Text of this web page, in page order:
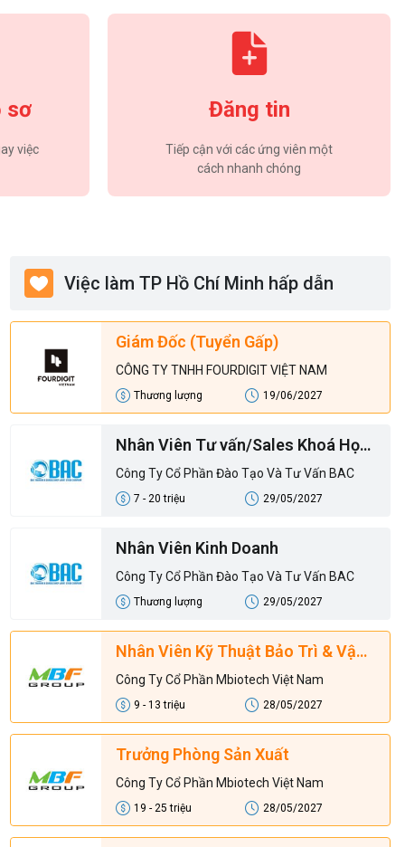
sơ
việc
Đăng tin
Tiếp cận với các ứng viên một
cách nhanh chóng
Việc làm TP Hồ Chí Minh hấp dẫn
Giám Đốc (Tuyển Gấp)
CÔNG TY TNHH FOURDIGIT VIỆT NAM
Thương lượng 19/06/2027
Nhân Viên Tư vấn/Sales Khoá Học
- Digital Sales
Công Ty Cổ Phần Đào Tạo Và Tư Vấn BAC
7 - 20 triệu 29/05/2027
Nhân Viên Kinh Doanh
Công Ty Cổ Phần Đào Tạo Và Tư Vấn BAC
Thương lượng 29/05/2027
Nhân Viên Kỹ Thuật Bảo Trì & Vận
Hành Hệ Thống Phụ Trợ
Công Ty Cổ Phần Mbiotech Việt Nam
9 - 13 triệu 28/05/2027
Trưởng Phòng Sản Xuất
Công Ty Cổ Phần Mbiotech Việt Nam
19 - 25 triệu 28/05/2027